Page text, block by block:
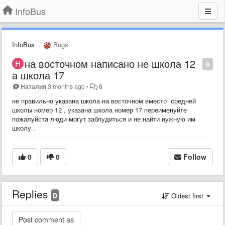
InfoBus
InfoBus Bugs
0
на восточном написано не школа 12
а школа 17
Наталия3 months ago• 0
не правильно указана школа на восточном вместо средней
школы номер 12 , указана школа номер 17 переименуйте
пожалуйста люди могут заблудиться и не найти нужную им
школу .
0 0 Follow
Replies 0 Oldest first